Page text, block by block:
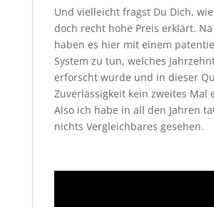
Und vielleicht fragst Du Dich,
doch recht hohe Preis erklärt.
haben es hier mit einem
System zu tun, welches
erforscht wurde und in dieser
Zuverlässigkeit kein zweites Mal
Also ich habe in all den Jahren
nichts Vergleichbares gesehen.